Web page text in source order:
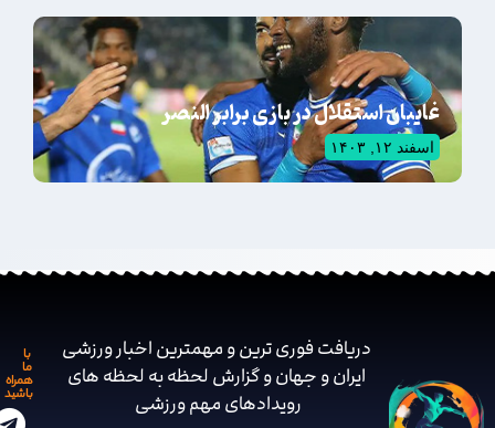
غایبان استقلال در بازی برابر النصر
اسفند ۱۲, ۱۴۰۳
دریافت فوری ترین و مهمترین اخبار ورزشی
ایران و جهان و گزارش لحظه به لحظه های
رویدادهای مهم ‌ورزشی
همراه
باشید